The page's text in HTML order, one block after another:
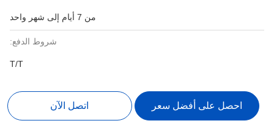
من 7 أيام إلى شهر واحد
شروط الدفع:
T/T
احصل على أفضل سعر اتصل الآن